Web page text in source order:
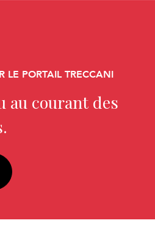
LE PORTAIL TRECCANI
au courant des